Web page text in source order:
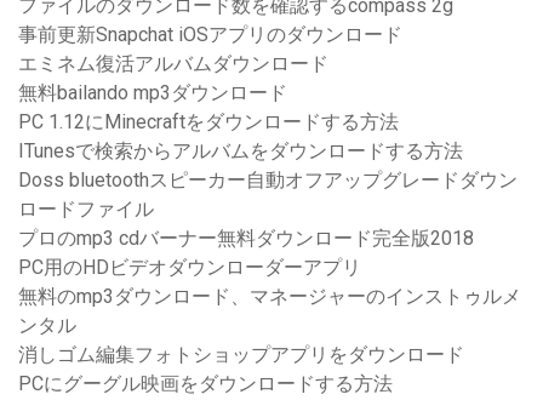
ファイルのダウンロード数を確認するcompass 2g
事前更新Snapchat iOSアプリのダウンロード
エミネム復活アルバムダウンロード
無料bailando mp3ダウンロード
PC 1.12にMinecraftをダウンロードする方法
ITunesで検索からアルバムをダウンロードする方法
Doss bluetoothスピーカー自動オフアップグレードダウン
ロードファイル
プロのmp3 cdバーナー無料ダウンロード完全版2018
PC用のHDビデオダウンローダーアプリ
無料のmp3ダウンロード、マネージャーのインストゥルメ
ンタル
消しゴム編集フォトショップアプリをダウンロード
PCにグーグル映画をダウンロードする方法